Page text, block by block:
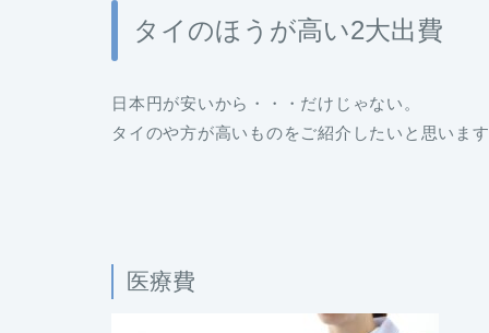
タイのほうが高い2大出費
日本円が安いから・・・だけじゃない。
タイのや方が高いものをご紹介したいと思います
医療費